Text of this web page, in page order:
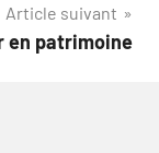
Article suivant
en patrimoine